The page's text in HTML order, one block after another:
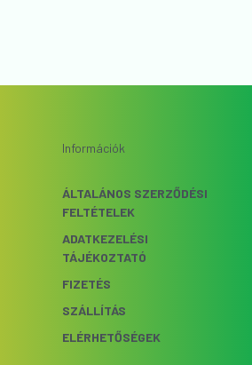
Információk
ÁLTALÁNOS SZERZŐDÉSI
FELTÉTELEK
ADATKEZELÉSI
TÁJÉKOZTATÓ
FIZETÉS
SZÁLLÍTÁS
ELÉRHETŐSÉGEK